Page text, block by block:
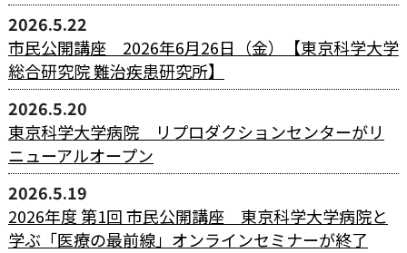
2026.5.22
市民公開講座 2026年6月26日（金）【東京科学⼤学
総合研究院 難治疾患研究所】
2026.5.20
東京科学大学病院 リプロダクションセンターがリ
ニューアルオープン
2026.5.19
2026年度 第1回 市民公開講座 東京科学大学病院と
学ぶ「医療の最前線」オンラインセミナーが終了